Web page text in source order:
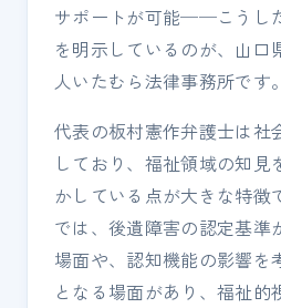
サポートが可能──こうし
を明示しているのが、山口
人いたむら法律事務所です。
代表の板村憲作弁護士は社
しており、福祉領域の知見
かしている点が大きな特徴
では、後遺障害の認定基準
場面や、認知機能の影響を
となる場面があり、福祉的